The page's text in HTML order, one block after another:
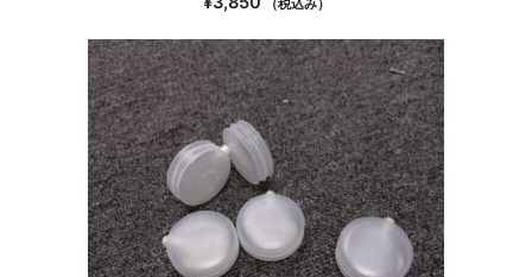
o
t
o
f
5
（税込み）